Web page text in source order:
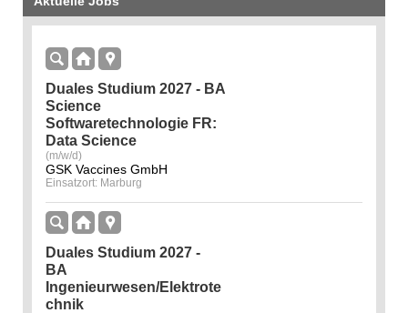
Duales Studium 2027 - BA
Science
Softwaretechnologie FR:
Data Science
(m/w/d)
GSK Vaccines GmbH
Einsatzort: Marburg
Duales Studium 2027 -
BA
Ingenieurwesen/Elektrote
chnik